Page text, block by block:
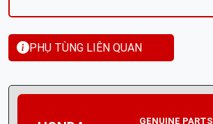
PHỤ TÙNG LIÊN QUAN
GENUINE PARTS